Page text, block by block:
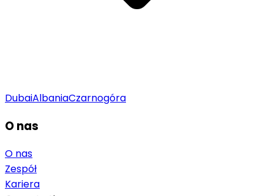
DubaiAlbaniaCzarnogóra
O nas
O nas
Zespół
Kariera